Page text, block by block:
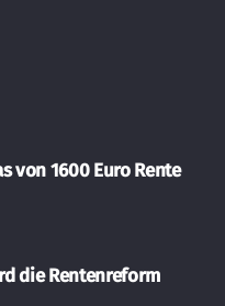
von 1600 Euro Rente
die Rentenreform